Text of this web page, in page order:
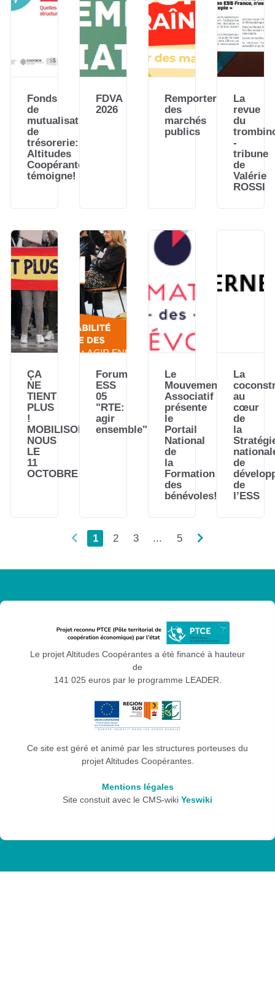
Fonds
de
mutualisation
de
trésorerie:
Altitudes
Coopérantes
témoigne!
FDVA
2026
Remporter
des
marchés
publics
La
revue
du
-
tribune
de
Valérie
ROSSI
ÇA
NE
TIENT
PLUS
!
MOBILISONS-
NOUS
LE
11
OCTOBRE
Forum
ESS
05
"RTE:
agir
ensemble"
Le
Mouvement
Associatif
présente
le
Portail
National
de
la
Formation
des
bénévoles!
La
au
cœur
de
la
de
de
l’ESS
1 2 3 ... 5
Le projet Altitudes Coopérantes a été financé à hauteur
de
141 025 euros par le programme LEADER.
Ce site est géré et animé par les structures porteuses du
projet Altitudes Coopérantes.
Mentions légales
Site constuit avec le CMS-wiki Yeswiki